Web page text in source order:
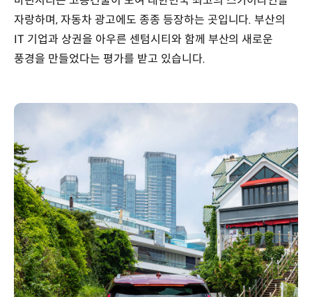
자랑하며, 자동차 광고에도 종종 등장하는 곳입니다. 부산의
IT 기업과 상권을 아우른 센텀시티와 함께 부산의 새로운
풍경을 만들었다는 평가를 받고 있습니다.